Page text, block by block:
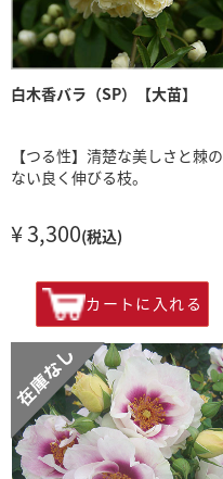
白木香バラ（SP）【大苗】
【つる性】清楚な美しさと棘の
ない良く伸びる枝。
¥ 3,300(税込)
カートに入れる